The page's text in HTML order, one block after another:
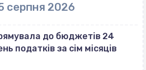
серпня 2026
до бюджетів 24
податків за сім місяців